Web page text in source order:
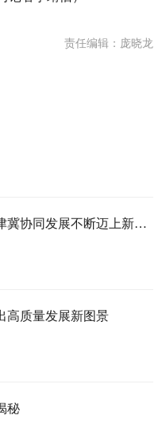
责任编辑：庞晓龙
【奋进的河北 “十四五”答卷】京津冀协同发展不断迈上新台阶
高质量发展新图景
秘